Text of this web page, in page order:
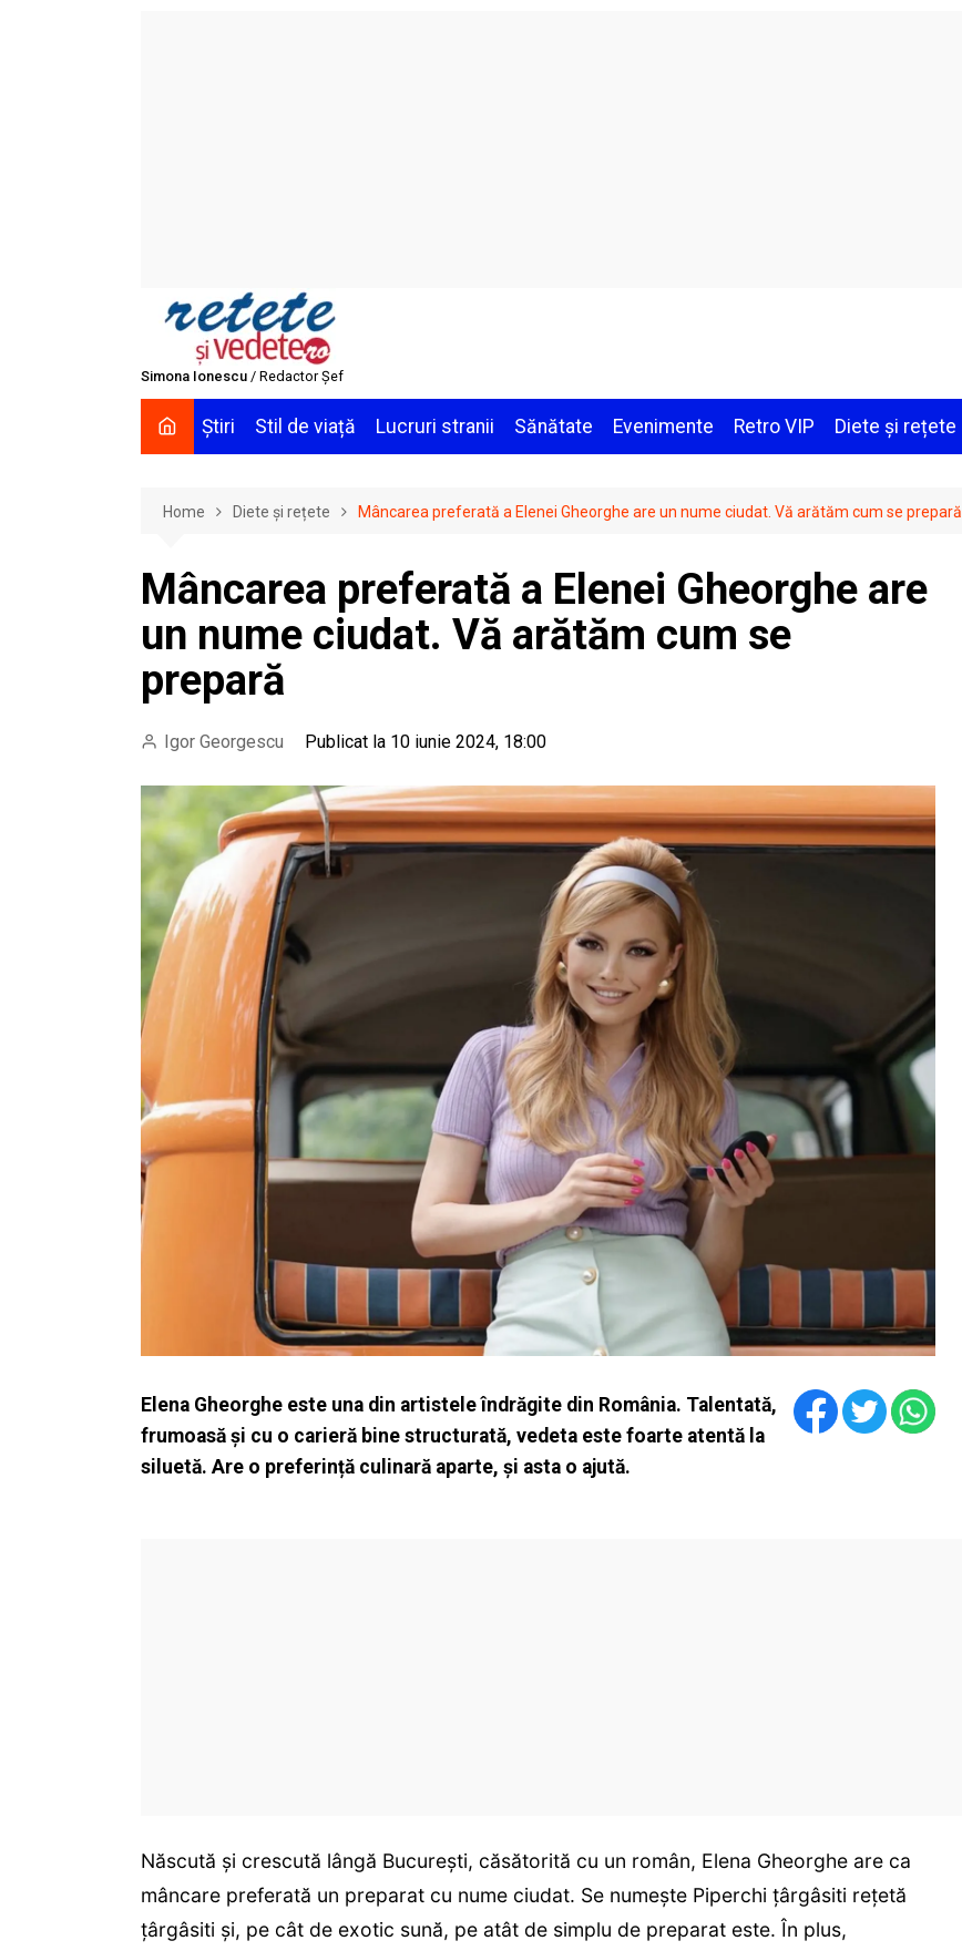
Simona Ionescu / Redactor Șef
Știri Stil de viață Lucruri stranii Sănătate Evenimente Retro VIP Diete și rețete
Home Diete și rețete Mâncarea preferată a Elenei Gheorghe are un nume ciudat. Vă arătăm cum se prepară
Mâncarea preferată a Elenei Gheorghe are
un nume ciudat. Vă arătăm cum se
prepară
Igor Georgescu Publicat la 10 iunie 2024, 18:00
Elena Gheorghe este una din artistele îndrăgite din România. Talentată,
frumoasă și cu o carieră bine structurată, vedeta este foarte atentă la
siluetă. Are o preferință culinară aparte, și asta o ajută.
Născută și crescută lângă București, căsătorită cu un român, Elena Gheorghe are ca
mâncare preferată un preparat cu nume ciudat. Se numește Piperchi țârgâsiti rețetă
țârgâsiti și, pe cât de exotic sună, pe atât de simplu de preparat este. În plus,